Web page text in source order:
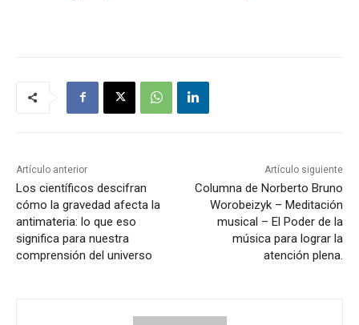
Artículo anterior
Los científicos descifran
cómo la gravedad afecta la
antimateria: lo que eso
significa para nuestra
comprensión del universo
Artículo siguiente
Columna de Norberto Bruno
Worobeizyk – Meditación
musical – El Poder de la
música para lograr la
atención plena.